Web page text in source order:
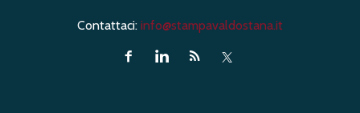
Contattaci: info@stampavaldostana.it